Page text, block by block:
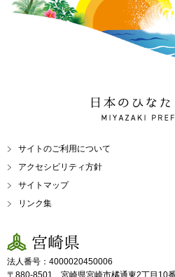
日本のひなた 宮崎
MIYAZAKI
サイトのご利用について
アクセシビリティ方針
サイトマップ
リンク集
宮崎県
法人番号：4000020450006
〒880-8501 宮崎県宮崎市橘通東2丁目10